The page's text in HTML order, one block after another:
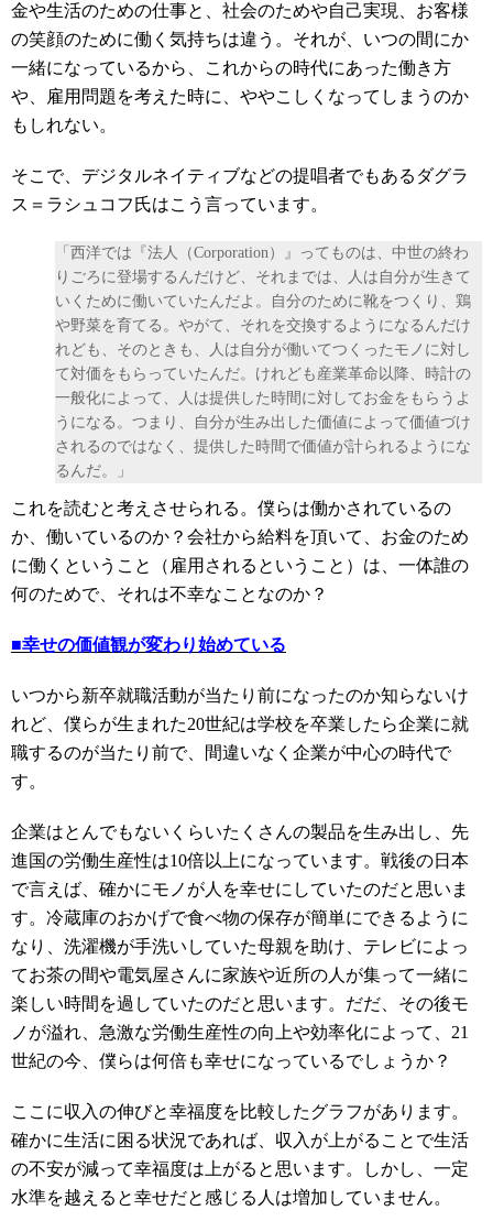
金や生活のための仕事と、社会のためや自己実現、お客様
の笑顔のために働く気持ちは違う。それが、いつの間にか
一緒になっているから、これからの時代にあった働き方
や、雇用問題を考えた時に、ややこしくなってしまうのか
もしれない。
そこで、デジタルネイティブなどの提唱者でもあるダグラ
ス＝ラシュコフ氏はこう言っています。
「西洋では『法人（Corporation）』ってものは、中世の終わ
りごろに登場するんだけど、それまでは、人は自分が生きて
いくために働いていたんだよ。自分のために靴をつくり、鶏
や野菜を育てる。やがて、それを交換するようになるんだけ
れども、そのときも、人は自分が働いてつくったモノに対し
て対価をもらっていたんだ。けれども産業革命以降、時計の
一般化によって、人は提供した時間に対してお金をもらうよ
うになる。つまり、自分が生み出した価値によって価値づけ
されるのではなく、提供した時間で価値が計られるようにな
るんだ。」
これを読むと考えさせられる。僕らは働かされているの
か、働いているのか？会社から給料を頂いて、お金のため
に働くということ（雇用されるということ）は、一体誰の
何のためで、それは不幸なことなのか？
■幸せの価値観が変わり始めている
いつから新卒就職活動が当たり前になったのか知らないけ
れど、僕らが生まれた20世紀は学校を卒業したら企業に就
職するのが当たり前で、間違いなく企業が中心の時代で
す。
企業はとんでもないくらいたくさんの製品を生み出し、先
進国の労働生産性は10倍以上になっています。戦後の日本
で言えば、確かにモノが人を幸せにしていたのだと思いま
す。冷蔵庫のおかげで食べ物の保存が簡単にできるように
なり、洗濯機が手洗いしていた母親を助け、テレビによっ
てお茶の間や電気屋さんに家族や近所の人が集って一緒に
楽しい時間を過していたのだと思います。だだ、その後モ
ノが溢れ、急激な労働生産性の向上や効率化によって、21
世紀の今、僕らは何倍も幸せになっているでしょうか？
ここに収入の伸びと幸福度を比較したグラフがあります。
確かに生活に困る状況であれば、収入が上がることで生活
の不安が減って幸福度は上がると思います。しかし、一定
水準を越えると幸せだと感じる人は増加していません。